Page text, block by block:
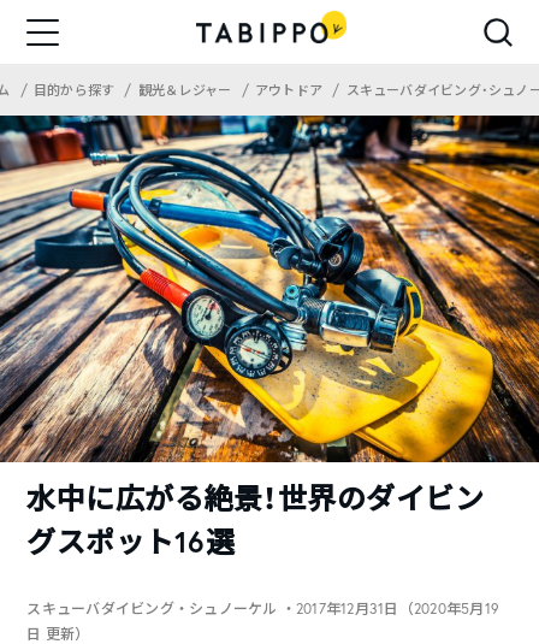
目的から探す 観光＆レジャー アウトドア スキューバダイビング・シュノ
水中に広がる絶景！世界のダイビン
グスポット16選
スキューバダイビング・シュノーケル ・2017年12月31日（2020年5月19
日 更新）